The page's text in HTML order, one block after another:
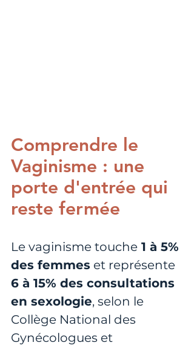
Comprendre le
Vaginisme : une
porte d'entrée qui
reste fermée
Le vaginisme touche 1 à 5%
des femmes et représente
6 à 15% des consultations
en sexologie, selon le
Collège National des
Gynécologues et